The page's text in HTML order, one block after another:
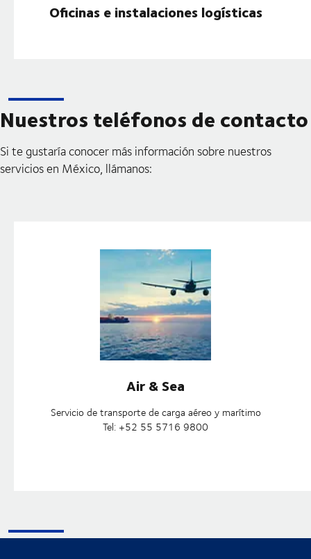
Oficinas e instalaciones logísticas
Nuestros teléfonos de contacto
Si te gustaría conocer más información sobre nuestros
servicios en México, llámanos:
Air & Sea
Servicio de transporte de carga aéreo y marítimo
Tel: +52 55 5716 9800